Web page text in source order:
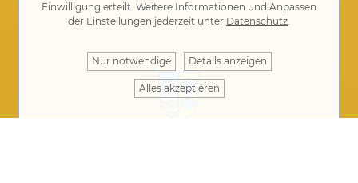
08230 8901-0
rathaus@gablingen.de
Einwilligung erteilt. Weitere Informationen und Anpassen
der Einstellungen jederzeit unter Datenschutz.
Nur notwendige Details anzeigen
Alles akzeptieren